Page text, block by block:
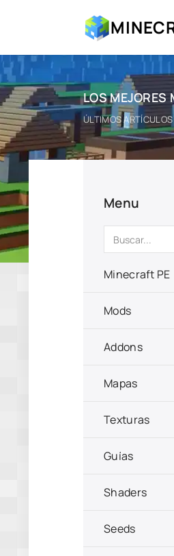
LOS MEJORES
ÚLTIMOS
Menu
Minecraft PE
Mods
Addons
Mapas
Texturas
Guías
Shaders
Seeds